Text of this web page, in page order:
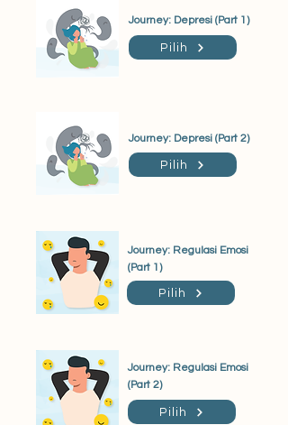
Journey: Depresi (Part 1)
Pilih
Journey: Depresi (Part 2)
Pilih
Journey: Regulasi Emosi
(Part 1)
Pilih
Journey: Regulasi Emosi
(Part 2)
Pilih